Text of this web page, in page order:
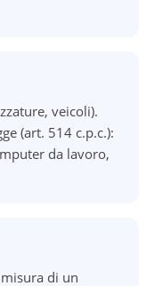
veicoli).
(art. 514 c.p.c.):
da lavoro,
di un